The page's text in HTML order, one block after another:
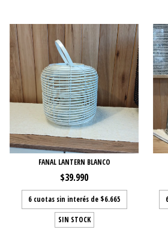
FANAL LANTERN BLANCO
$39.990
6 cuotas sin interés de $6.665
SIN STOCK